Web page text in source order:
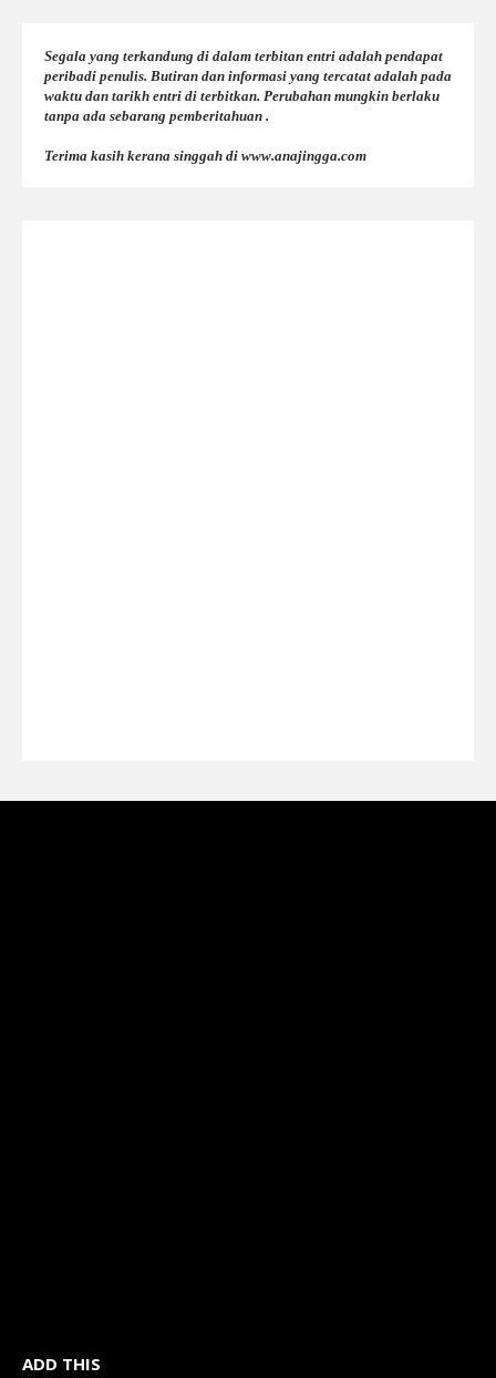
Segala yang terkandung di dalam terbitan entri adalah pendapat
peribadi penulis. Butiran dan informasi yang tercatat adalah pada
waktu dan tarikh entri di terbitkan. Perubahan mungkin berlaku
tanpa ada sebarang pemberitahuan .
Terima kasih kerana singgah di www.anajingga.com
ADD THIS